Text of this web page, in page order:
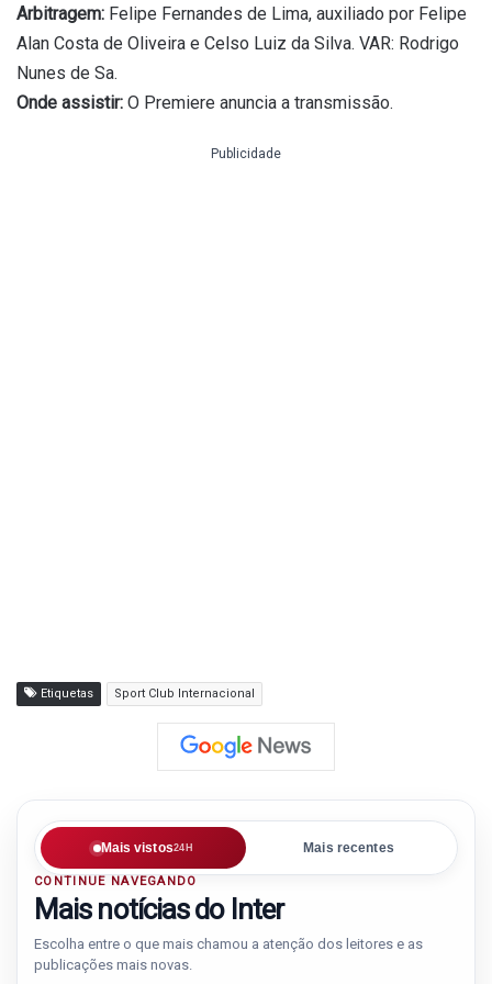
Arbitragem: Felipe Fernandes de Lima, auxiliado por Felipe
Alan Costa de Oliveira e Celso Luiz da Silva. VAR: Rodrigo
Nunes de Sa.
Onde assistir: O Premiere anuncia a transmissão.
Publicidade
Etiquetas Sport Club Internacional
Mais vistos24H Mais recentes
CONTINUE NAVEGANDO
Mais notícias do Inter
Escolha entre o que mais chamou a atenção dos leitores e as
publicações mais novas.